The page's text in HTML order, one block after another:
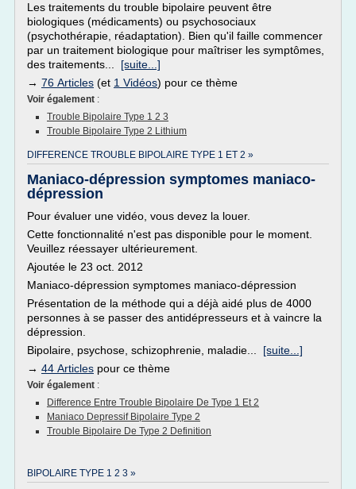
Les traitements du trouble bipolaire peuvent être
biologiques (médicaments) ou psychosociaux
(psychothérapie, réadaptation). Bien qu'il faille commencer
par un traitement biologique pour maîtriser les symptômes,
des traitements... [suite...]
→ 76 Articles (et 1 Vidéos) pour ce thème
Voir également :
Trouble Bipolaire Type 1 2 3
Trouble Bipolaire Type 2 Lithium
DIFFERENCE TROUBLE BIPOLAIRE TYPE 1 ET 2 »
Maniaco-dépression symptomes maniaco-
dépression
Pour évaluer une vidéo, vous devez la louer.
Cette fonctionnalité n'est pas disponible pour le moment.
Veuillez réessayer ultérieurement.
Ajoutée le 23 oct. 2012
Maniaco-dépression symptomes maniaco-dépression
Présentation de la méthode qui a déjà aidé plus de 4000
personnes à se passer des antidépresseurs et à vaincre la
dépression.
Bipolaire, psychose, schizophrenie, maladie... [suite...]
→ 44 Articles pour ce thème
Voir également :
Difference Entre Trouble Bipolaire De Type 1 Et 2
Maniaco Depressif Bipolaire Type 2
Trouble Bipolaire De Type 2 Definition
BIPOLAIRE TYPE 1 2 3 »